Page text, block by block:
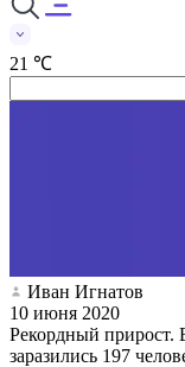
21 ℃
Иван Игнатов
10 июня 2020
Рекордный прирост.
заразились 197